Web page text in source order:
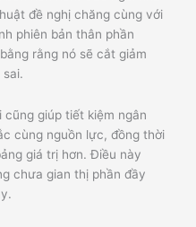
đề nghị chăng cùng với
phiên bản thân phần
rằng nó sẽ cắt giảm
giúp tiết kiệm ngân
cùng nguồn lực, đồng thời
giá trị hơn. Điều này
chưa gian thị phần đầy